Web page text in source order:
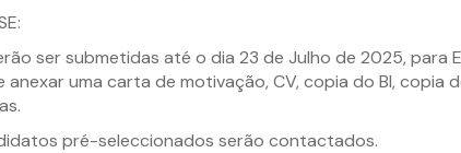
ser submetidas até o dia 23 de Julho de 2025, para
anexar uma carta de motivação, CV, copia do BI, copia
pré-seleccionados serão contactados.